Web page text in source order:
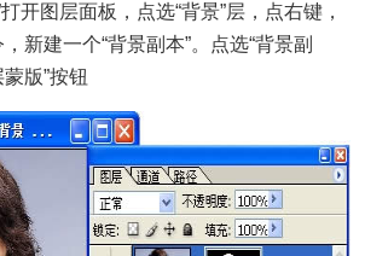
开图层面板，点选“背景”层，点右键，
新建一个“背景副本”。点选“背景副
版”按钮